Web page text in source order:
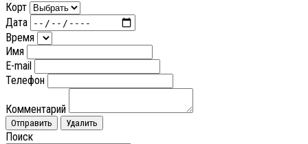
Корт
Дата
Время
Имя
E-mail
Телефон
Комментарий
Отправить Удалить
Поиск